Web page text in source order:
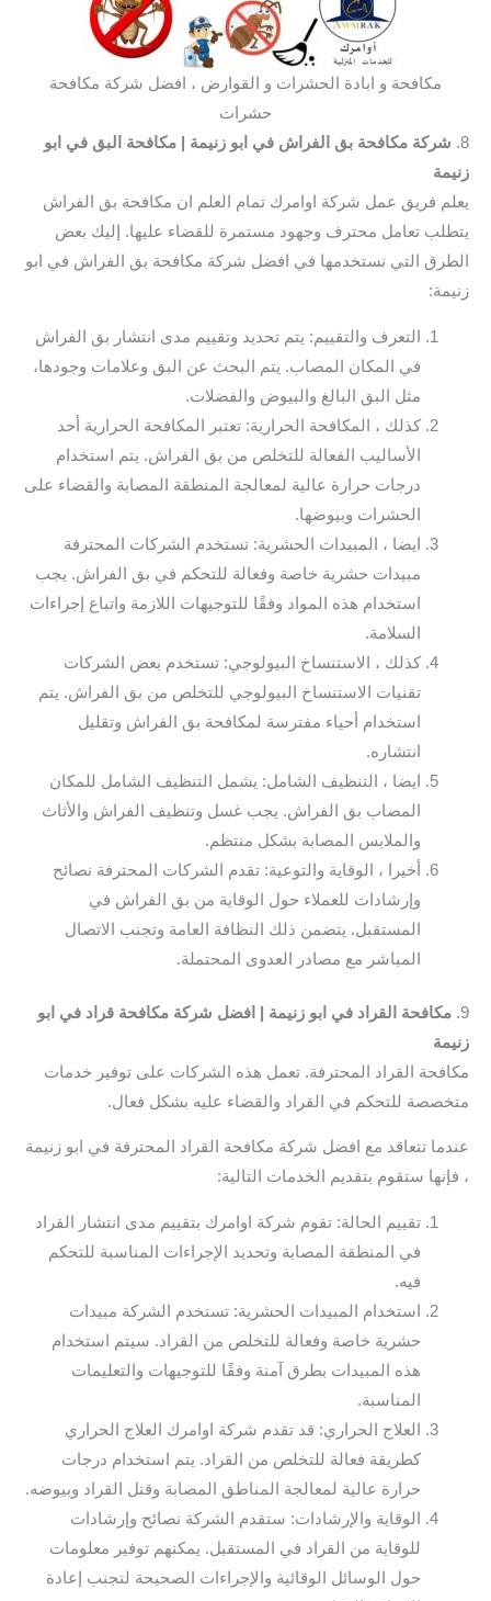
مكافحة و ابادة الحشرات و القوارض ، افضل شركة مكافحة
حشرات
8. شركة مكافحة بق الفراش في ابو زنيمة
| مكافحة البق في ابو
زنيمة
يعلم فريق عمل شركة اوامرك تمام العلم ان مكافحة بق الفراش
يتطلب تعامل محترف وجهود مستمرة للقضاء عليها. إليك بعض
الطرق التي نستخدمها في افضل شركة مكافحة بق الفراش في ابو
زنيمة:
التعرف والتقييم: يتم تحديد وتقييم مدى انتشار بق الفراش
في المكان المصاب. يتم البحث عن البق وعلامات وجودها،
مثل البق البالغ والبيوض والفضلات.
كذلك ، المكافحة الحرارية: تعتبر المكافحة الحرارية أحد
الأساليب الفعالة للتخلص من بق الفراش. يتم استخدام
درجات حرارة عالية لمعالجة المنطقة المصابة والقضاء على
الحشرات وبيوضها.
ايضا ، المبيدات الحشرية: تستخدم الشركات المحترفة
مبيدات حشرية خاصة وفعالة للتحكم في بق الفراش. يجب
استخدام هذه المواد وفقًا للتوجيهات اللازمة واتباع إجراءات
السلامة.
كذلك ، الاستنساخ البيولوجي: تستخدم بعض الشركات
تقنيات الاستنساخ البيولوجي للتخلص من بق الفراش. يتم
استخدام أحياء مفترسة لمكافحة بق الفراش وتقليل
انتشاره.
ايضا ، التنظيف الشامل: يشمل التنظيف الشامل للمكان
المصاب بق الفراش. يجب غسل وتنظيف الفراش والأثاث
والملابس المصابة بشكل منتظم.
أخيرا ، الوقاية والتوعية: تقدم الشركات المحترفة نصائح
وإرشادات للعملاء حول الوقاية من بق الفراش في
المستقبل. يتضمن ذلك النظافة العامة وتجنب الاتصال
المباشر مع مصادر العدوى المحتملة.
9. مكافحة القراد في ابو زنيمة | افضل شركة مكافحة قراد في ابو
زنيمة
مكافحة القراد المحترفة. تعمل هذه الشركات على توفير خدمات
متخصصة للتحكم في القراد والقضاء عليه بشكل فعال.
عندما تتعاقد مع افضل شركة مكافحة القراد المحترفة في ابو زنيمة
، فإنها ستقوم بتقديم الخدمات التالية:
تقييم الحالة: تقوم شركة اوامرك بتقييم مدى انتشار القراد
في المنطقة المصابة وتحديد الإجراءات المناسبة للتحكم
فيه.
استخدام المبيدات الحشرية: تستخدم الشركة مبيدات
حشرية خاصة وفعالة للتخلص من القراد. سيتم استخدام
هذه المبيدات بطرق آمنة وفقًا للتوجيهات والتعليمات
المناسبة.
العلاج الحراري: قد تقدم شركة اوامرك العلاج الحراري
كطريقة فعالة للتخلص من القراد. يتم استخدام درجات
حرارة عالية لمعالجة المناطق المصابة وقتل القراد وبيوضه.
الوقاية والإرشادات: ستقدم الشركة نصائح وإرشادات
للوقاية من القراد في المستقبل. يمكنهم توفير معلومات
حول الوسائل الوقائية والإجراءات الصحيحة لتجنب إعادة